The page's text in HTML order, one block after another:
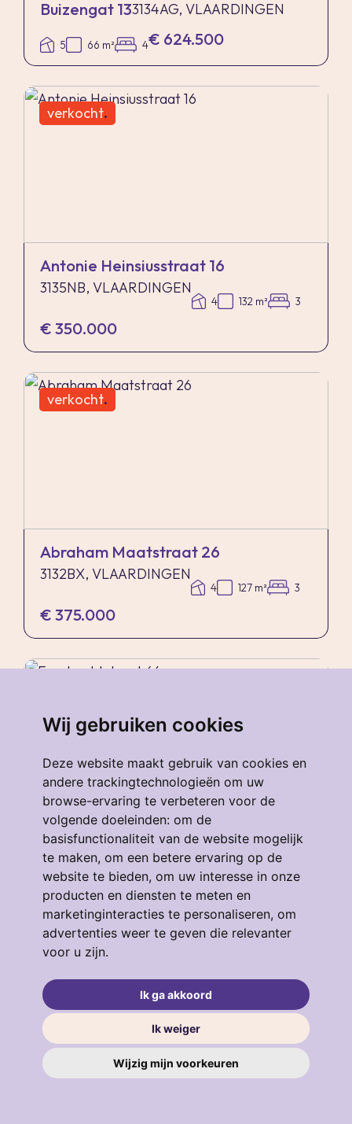
Wij gebruiken cookies
Deze website maakt gebruik van cookies en
andere trackingtechnologieën om uw
browse-ervaring te verbeteren voor de
volgende doeleinden: om de
basisfunctionaliteit van de website mogelijk
te maken, om een betere ervaring op de
website te bieden, om uw interesse in onze
producten en diensten te meten en
marketinginteracties te personaliseren, om
advertenties weer te geven die relevanter
voor u zijn.
Ik ga akkoord
Ik weiger
Wijzig mijn voorkeuren
Buizengat 133134AG, VLAARDINGEN
5 66 m² 4€ 624.500
verkocht.
Antonie Heinsiusstraat 16
3135NB, VLAARDINGEN
4 132 m² 3
€ 350.000
verkocht.
Abraham Maatstraat 26
3132BX, VLAARDINGEN
4 127 m² 3
€ 375.000
Eendrachtstraat 64
3134GM, VLAARDINGEN
4 53 m² 3
€ 319.000